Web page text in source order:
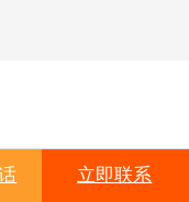
立即联系